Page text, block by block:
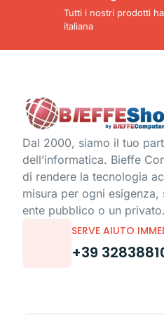
Tutti i nostri prodotti
italiana
Dal 2000, siamo il tuo
dell’informatica. Bieffe
di rendere la tecnologia
misura per ogni esigenza,
ente pubblico o un privato.
SERVE AIUTO
+39